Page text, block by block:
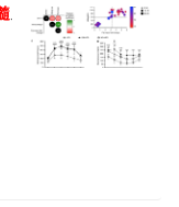
脂肪如何用PD-L1悄悄